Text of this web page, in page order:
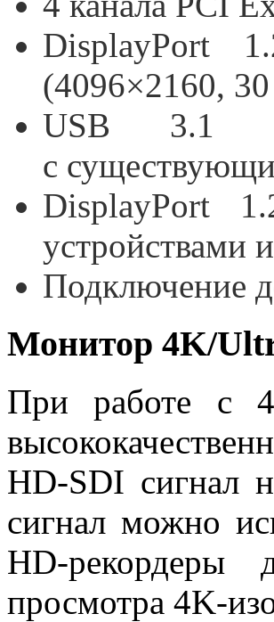
DisplayPort
(4096×2160,
USB 3.1
с
DisplayPort
устройствами
Подключение
Монитор 4K/
При работе с
HD-SDI сигнал
сигнал можно
HD-рекордеры
просмотра 4K-